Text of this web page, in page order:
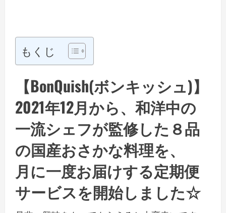
もくじ
【BonQuish(ボンキッシュ)】
2021年12月から、和洋中の
一流シェフが監修した８品
の国産おさかな料理を、
月に一度お届けする定期便
サービスを開始しました☆